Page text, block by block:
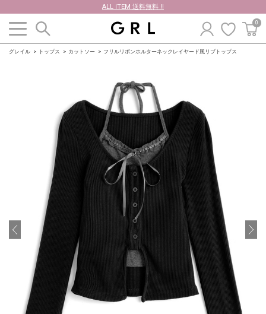
ALL ITEM 送料無料 !!
0
グレイル トップス カットソー フリルリボンホルターネックレイヤード風リブトップス